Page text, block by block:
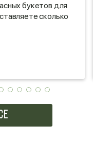
букетов для
сколько